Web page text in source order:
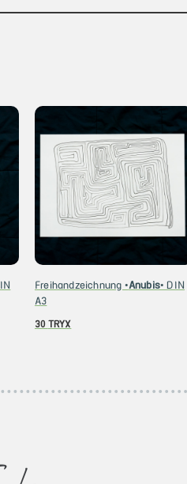
e
e
Freihandzeichnung •Anubis• DIN
A3
30 TRYX